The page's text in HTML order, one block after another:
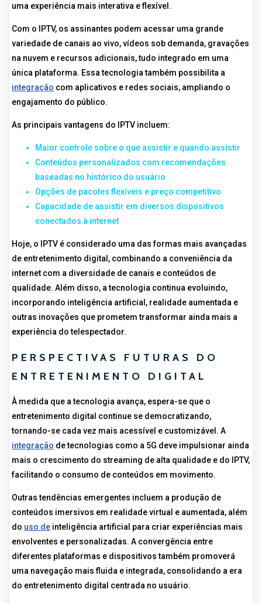
uma experiência mais interativa e flexível.
Com o IPTV, os assinantes podem acessar uma grande
variedade de canais ao vivo, vídeos sob demanda, gravações
na nuvem e recursos adicionais, tudo integrado em uma
única plataforma. Essa tecnologia também possibilita a
integração com aplicativos e redes sociais, ampliando o
engajamento do público.
As principais vantagens do IPTV incluem:
Maior controle sobre o que assistir e quando assistir
Conteúdos personalizados com recomendações
baseadas no histórico do usuário
Opções de pacotes flexíveis e preço competitivo
Capacidade de assistir em diversos dispositivos
conectados à internet
Hoje, o IPTV é considerado uma das formas mais avançadas
de entretenimento digital, combinando a conveniência da
internet com a diversidade de canais e conteúdos de
qualidade. Além disso, a tecnologia continua evoluindo,
incorporando inteligência artificial, realidade aumentada e
outras inovações que prometem transformar ainda mais a
experiência do telespectador.
PERSPECTIVAS FUTURAS DO
ENTRETENIMENTO DIGITAL
À medida que a tecnologia avança, espera-se que o
entretenimento digital continue se democratizando,
tornando-se cada vez mais acessível e customizável. A
integração de tecnologias como a 5G deve impulsionar ainda
mais o crescimento do streaming de alta qualidade e do IPTV,
facilitando o consumo de conteúdos em movimento.
Outras tendências emergentes incluem a produção de
conteúdos imersivos em realidade virtual e aumentada, além
do uso de inteligência artificial para criar experiências mais
envolventes e personalizadas. A convergência entre
diferentes plataformas e dispositivos também promoverá
uma navegação mais fluida e integrada, consolidando a era
do entretenimento digital centrada no usuário.